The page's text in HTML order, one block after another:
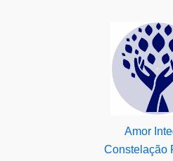
Amor
Constelação